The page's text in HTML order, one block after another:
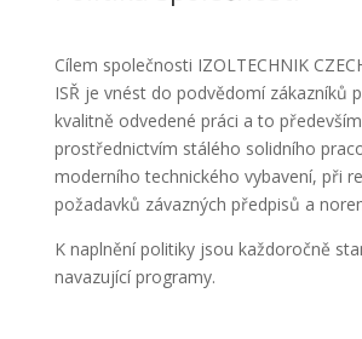
Cílem společnosti IZOLTECHNIK
ISŘ je vnést do podvědomí zákazníků
kvalitně odvedené práci a to především
prostřednictvím stálého solidního
moderního technického vybavení, při
požadavků závazných předpisů a
K naplnění politiky jsou každoročně
navazující programy.